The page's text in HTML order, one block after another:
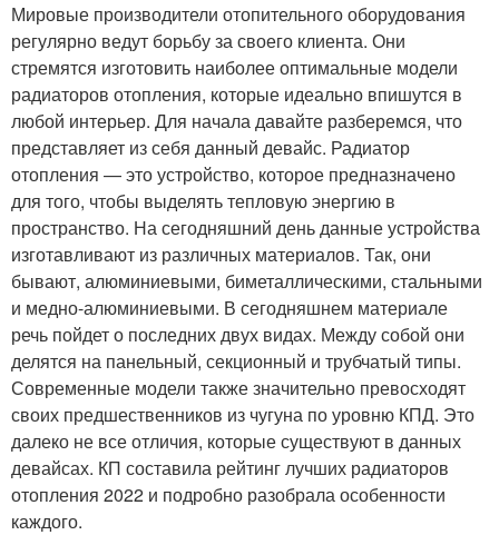
Мировые производители отопительного оборудования
регулярно ведут борьбу за своего клиента. Они
стремятся изготовить наиболее оптимальные модели
радиаторов отопления, которые идеально впишутся в
любой интерьер. Для начала давайте разберемся, что
представляет из себя данный девайс. Радиатор
отопления — это устройство, которое предназначено
для того, чтобы выделять тепловую энергию в
пространство. На сегодняшний день данные устройства
изготавливают из различных материалов. Так, они
бывают, алюминиевыми, биметаллическими, стальными
и медно-алюминиевыми. В сегодняшнем материале
речь пойдет о последних двух видах. Между собой они
делятся на панельный, секционный и трубчатый типы.
Современные модели также значительно превосходят
своих предшественников из чугуна по уровню КПД. Это
далеко не все отличия, которые существуют в данных
девайсах. КП составила рейтинг лучших радиаторов
отопления 2022 и подробно разобрала особенности
каждого.